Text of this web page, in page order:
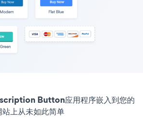
Button应用程序嵌入到您的
上从未如此简单